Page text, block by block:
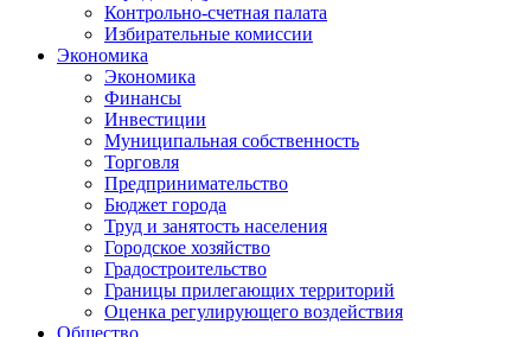
Контрольно-счетная палата
Избирательные комиссии
Экономика
Экономика
Финансы
Инвестиции
Муниципальная собственность
Торговля
Предпринимательство
Бюджет города
Труд и занятость населения
Городское хозяйство
Градостроительство
Границы прилегающих территорий
Оценка регулирующего воздействия
Общество